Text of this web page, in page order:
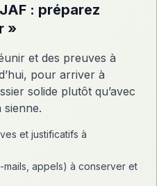
: préparez
»
et des preuves à
pour arriver à
solide plutôt qu’avec
et justificatifs à
mails, appels) à conserver et